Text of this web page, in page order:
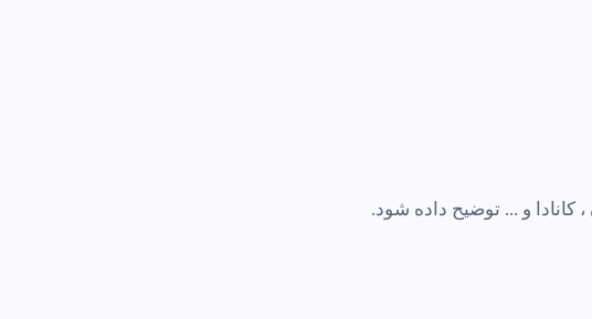
و ... توضیح داده شود.